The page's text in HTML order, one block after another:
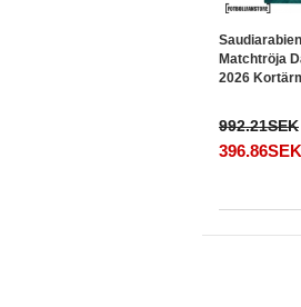
Matchtröja
2026
992.21SEK
396.86SEK